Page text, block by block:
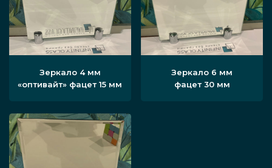
Зеркало 4 мм
«оптивайт» фацет 15 мм
Зеркало 6 мм
фацет 30 мм